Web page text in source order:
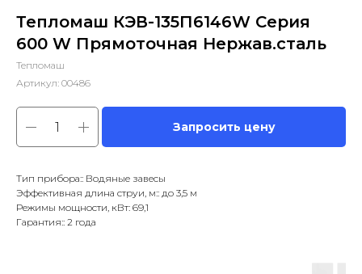
Тепломаш КЭВ-135П6146W Серия
600 W Прямоточная Нержав.сталь
Тепломаш
Артикул: 00486
Запросить цену
Тип прибора:: Водяные завесы
Эффективная длина струи, м:: до 3,5 м
Режимы мощности, кВт: 69,1
Гарантия:: 2 года